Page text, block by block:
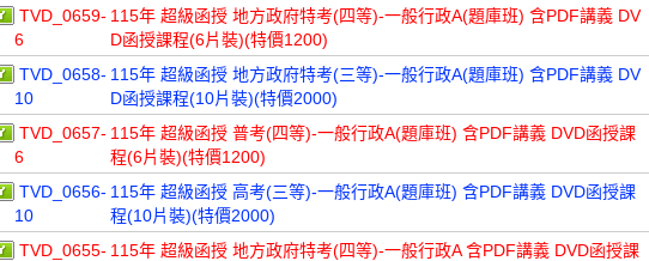
TVD_0659-
6
115年 超級函授 地方政府特考(四等)-一般行政A(題庫班) 含PDF講義 DV
D函授課程(6片裝)(特價1200)
TVD_0658-
10
115年 超級函授 地方政府特考(三等)-一般行政A(題庫班) 含PDF講義 DV
D函授課程(10片裝)(特價2000)
TVD_0657-
6
115年 超級函授 普考(四等)-一般行政A(題庫班) 含PDF講義 DVD函授課
程(6片裝)(特價1200)
TVD_0656-
10
115年 超級函授 高考(三等)-一般行政A(題庫班) 含PDF講義 DVD函授課
程(10片裝)(特價2000)
TVD_0655- 115年 超級函授 地方政府特考(四等)-一般行政A 含PDF講義 DVD函授課